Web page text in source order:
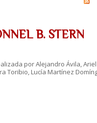
B. STERN
por Alejandro Ávila, Ariel
Toribio, Lucía Martínez